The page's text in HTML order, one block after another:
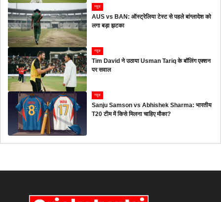
न्यूज
AUS vs BAN: ऑस्ट्रेलिया टेस्ट से पहले बांग्लादेश को
लगा बड़ा झटका
न्यूज
Tim David ने उठाया Usman Tariq के बॉलिंग एक्शन
पर सवाल
न्यूज
Sanju Samson vs Abhishek Sharma: भारतीय
T20 टीम में किसे मिलना चाहिए मौका?